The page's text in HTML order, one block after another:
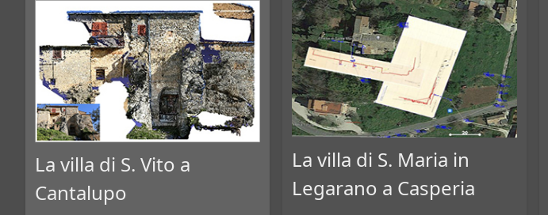
La villa di S. Vito a
Cantalupo
La villa di S. Maria in
Legarano a Casperia